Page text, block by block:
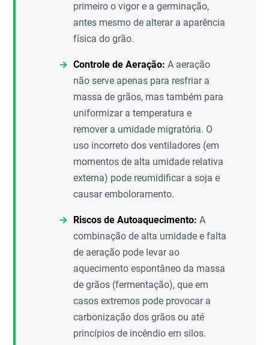
primeiro o vigor e a germinação,
antes mesmo de alterar a aparência
física do grão.
Controle de Aeração: A aeração
não serve apenas para resfriar a
massa de grãos, mas também para
uniformizar a temperatura e
remover a umidade migratória. O
uso incorreto dos ventiladores (em
momentos de alta umidade relativa
externa) pode reumidificar a soja e
causar emboloramento.
Riscos de Autoaquecimento: A
combinação de alta umidade e falta
de aeração pode levar ao
aquecimento espontâneo da massa
de grãos (fermentação), que em
casos extremos pode provocar a
carbonização dos grãos ou até
princípios de incêndio em silos.